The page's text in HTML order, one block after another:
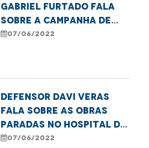
Gabriel Furtado fala
sobre a Campanha de
Conscientização da
07/06/2022
Defensor Davi Veras
fala sobre as obras
paradas no Hospital da
Criança, prejudicando
07/06/2022